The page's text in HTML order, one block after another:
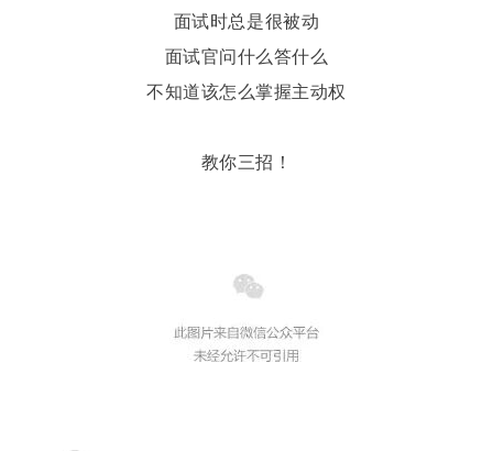
面试时总是很被动
面试官问什么答什么
不知道该怎么掌握主动权
教你三招！